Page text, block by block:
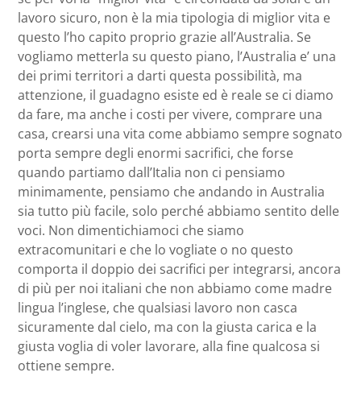
lavoro sicuro, non è la mia tipologia di miglior vita e
questo l’ho capito proprio grazie all’Australia. Se
vogliamo metterla su questo piano, l’Australia e’ una
dei primi territori a darti questa possibilità, ma
attenzione, il guadagno esiste ed è reale se ci diamo
da fare, ma anche i costi per vivere, comprare una
casa, crearsi una vita come abbiamo sempre sognato
porta sempre degli enormi sacrifici, che forse
quando partiamo dall’Italia non ci pensiamo
minimamente, pensiamo che andando in Australia
sia tutto più facile, solo perché abbiamo sentito delle
voci. Non dimentichiamoci che siamo
extracomunitari e che lo vogliate o no questo
comporta il doppio dei sacrifici per integrarsi, ancora
di più per noi italiani che non abbiamo come madre
lingua l’inglese, che qualsiasi lavoro non casca
sicuramente dal cielo, ma con la giusta carica e la
giusta voglia di voler lavorare, alla fine qualcosa si
ottiene sempre.